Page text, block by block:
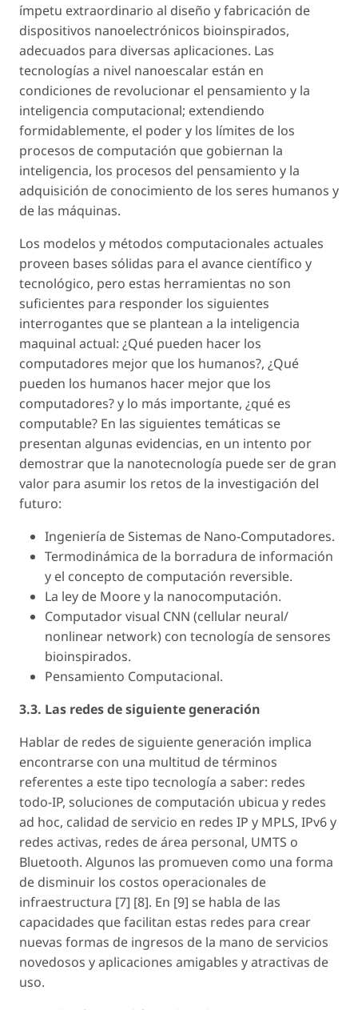
ímpetu extraordinario al diseño y fabricación de
dispositivos nanoelectrónicos bioinspirados,
adecuados para diversas aplicaciones. Las
tecnologías a nivel nanoescalar están en
condiciones de revolucionar el pensamiento y la
inteligencia computacional; extendiendo
formidablemente, el poder y los límites de los
procesos de computación que gobiernan la
inteligencia, los procesos del pensamiento y la
adquisición de conocimiento de los seres humanos y
de las máquinas.
Los modelos y métodos computacionales actuales
proveen bases sólidas para el avance científico y
tecnológico, pero estas herramientas no son
suficientes para responder los siguientes
interrogantes que se plantean a la inteligencia
maquinal actual: ¿Qué pueden hacer los
computadores mejor que los humanos?, ¿Qué
pueden los humanos hacer mejor que los
computadores? y lo más importante, ¿qué es
computable? En las siguientes temáticas se
presentan algunas evidencias, en un intento por
demostrar que la nanotecnología puede ser de gran
valor para asumir los retos de la investigación del
futuro:
Ingeniería de Sistemas de Nano-Computadores.
Termodinámica de la borradura de información
y el concepto de computación reversible.
La ley de Moore y la nanocomputación.
Computador visual CNN (cellular neural/
nonlinear network) con tecnología de sensores
bioinspirados.
Pensamiento Computacional.
3.3. Las redes de siguiente generación
Hablar de redes de siguiente generación implica
encontrarse con una multitud de términos
referentes a este tipo tecnología a saber: redes
todo-IP, soluciones de computación ubicua y redes
ad hoc, calidad de servicio en redes IP y MPLS, IPv6 y
redes activas, redes de área personal, UMTS o
Bluetooth. Algunos las promueven como una forma
de disminuir los costos operacionales de
infraestructura [7] [8]. En [9] se habla de las
capacidades que facilitan estas redes para crear
nuevas formas de ingresos de la mano de servicios
novedosos y aplicaciones amigables y atractivas de
uso.